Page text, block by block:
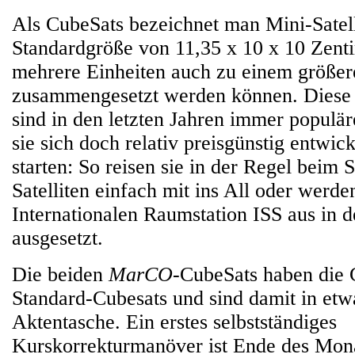
Als CubeSats bezeichnet man Mini-
Standardgröße von 11,35 x 10 x 10
mehrere Einheiten auch zu einem
zusammengesetzt werden können.
sind in den letzten Jahren immer
sie sich doch relativ preisgünstig
starten: So reisen sie in der Regel beim
Satelliten einfach mit ins All oder
Internationalen Raumstation ISS aus in
ausgesetzt.
Die beidenMarCO-CubeSats haben die
Standard-Cubesats und sind damit in
Aktentasche. Ein erstes selbstständiges
Kurskorrekturmanöver ist Ende des